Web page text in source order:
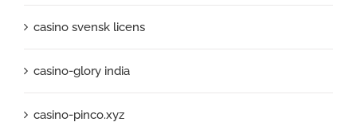
casino svensk licens
casino-glory india
casino-pinco.xyz